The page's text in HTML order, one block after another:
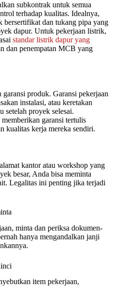
subkontrak untuk semua
terhadap kualitas. Idealnya,
bersertifikat dan tukang pipa yang
dapur. Untuk pekerjaan listrik,
standar listrik dapur yang
dan penempatan MCB yang
garansi produk. Garansi pekerjaan
instalasi, atau keretakan
setelah proyek selesai.
garansi tertulis
kualitas kerja mereka sendiri.
kantor atau workshop yang
besar, Anda bisa meminta
Legalitas ini penting jika terjadi
minta dan periksa dokumen-
hanya mengandalkan janji
item pekerjaan,